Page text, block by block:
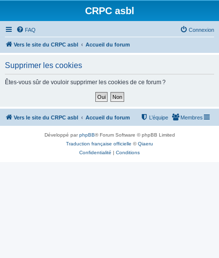
CRPC asbl
FAQ Connexion
Vers le site du CRPC asbl Accueil du forum
Supprimer les cookies
Êtes-vous sûr de vouloir supprimer les cookies de ce forum ?
Vers le site du CRPC asbl Accueil du forum Membres
L’équipe
Développé parphpBB® Forum Software © phpBB Limited
Traduction française officielle ©Qiaeru
Confidentialité | Conditions